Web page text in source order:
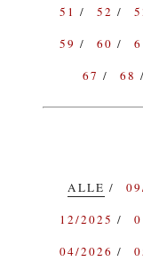
51 52
59
60
67
68
ALLE
12/2025
04/2026